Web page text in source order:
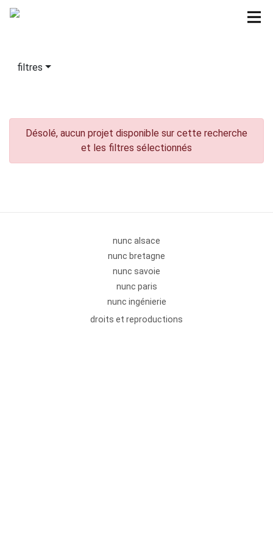
filtres
Désolé, aucun projet disponible sur cette recherche
et les filtres sélectionnés
nunc alsace
nunc bretagne
nunc savoie
nunc paris
nunc ingénierie
droits et reproductions